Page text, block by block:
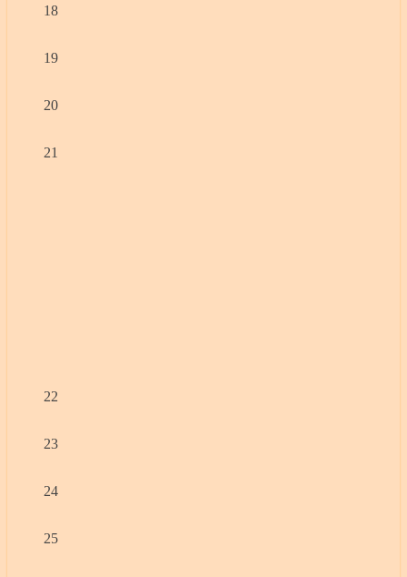
18
19
20
21
22
23
24
25